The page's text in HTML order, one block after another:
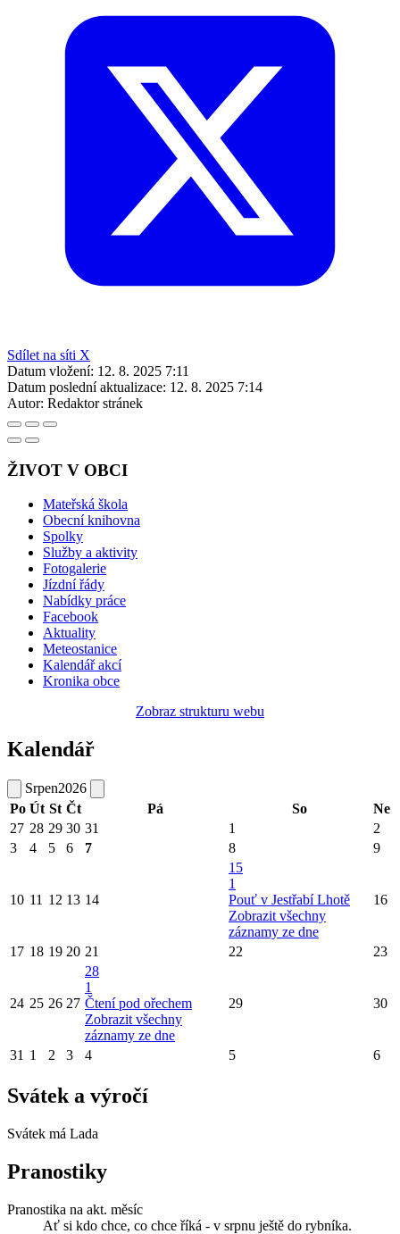
Sdílet na síti X
Datum vložení: 12. 8. 2025 7:11
Datum poslední aktualizace: 12. 8. 2025 7:14
Autor: Redaktor stránek
ŽIVOT V OBCI
Mateřská škola
Obecní knihovna
Spolky
Služby a aktivity
Fotogalerie
Jízdní řády
Nabídky práce
Facebook
Aktuality
Meteostanice
Kalendář akcí
Kronika obce
Zobraz strukturu webu
Kalendář
Srpen2026
Po Út St Čt Pá So
Ne
27 28 29 30 31 1
2
3
4 5 6 7 8 9
10 11 12 13 14
15
1
Pouť v Jestřabí Lhotě
Zobrazit všechny
záznamy ze dne
16
17 18 19 20 21 22 23
24 25 26 27
28
1
Čtení pod ořechem
Zobrazit všechny
záznamy ze dne
29 30
31 1 2 3 4 5 6
Svátek a výročí
Svátek má Lada
Pranostiky
Pranostika na akt. měsíc
Ať si kdo chce, co chce říká - v srpnu ještě do rybníka.